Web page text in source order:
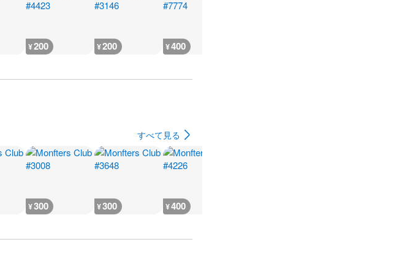
¥200 ¥200 ¥400
すべて見る
¥300 ¥300 ¥400